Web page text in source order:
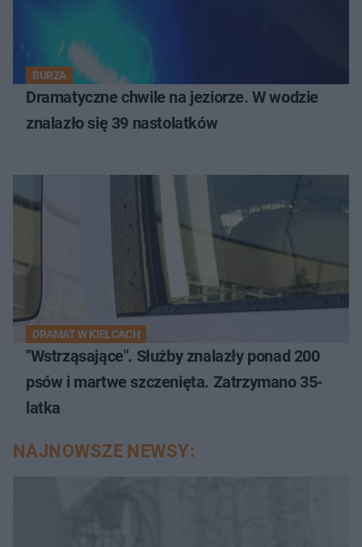
BURZA
Dramatyczne chwile na jeziorze. W wodzie
znalazło się 39 nastolatków
DRAMAT W KIELCACH
"Wstrząsające". Służby znalazły ponad 200
psów i martwe szczenięta. Zatrzymano 35-
latka
NAJNOWSZE NEWSY: